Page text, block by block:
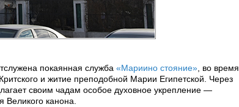
покаянная служба «Мариино стояние», во время
и житие преподобной Марии Египетской. Через
своим чадам особое духовное укрепление —
Великого канона.